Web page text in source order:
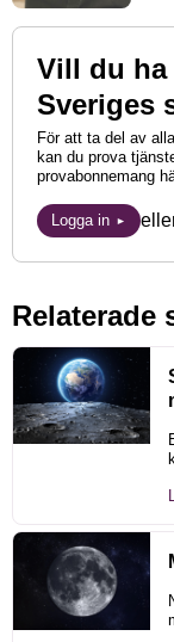
Vill du
Sveriges
För att ta del av
kan du prova
provabonnemang
Logga in
Relaterade